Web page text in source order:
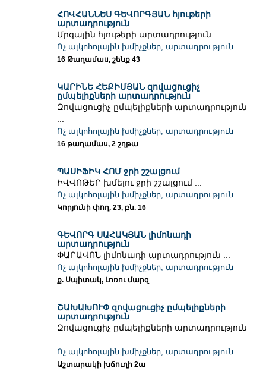
ՀՈՎՀԱՆՆԵՍ ԳԵՎՈՐԳՅԱՆ հյութերի
արտադրություն
Մրգային հյութերի արտադրություն ...
Ոչ ալկոհոլային խմիչքներ, արտադրություն
16 Թաղամաս, շենք 43
ԿԱՐԻՆԵ ՀԵՔԻՄՅԱՆ զովացուցիչ
ըմպելիքների արտադրություն
Զովացուցիչ ըմպելիքների արտադրություն
Ոչ ալկոհոլային խմիչքներ, արտադրություն
16 թաղամաս, 2 շղթա
ՊԱՍԻՖԻԿ ՀՈՄ ջրի շշալցում
ԻՎՎՈԹԵՐ խմելու ջրի շշալցում ...
Ոչ ալկոհոլային խմիչքներ, արտադրություն
Կորյունի փող. 23, բն. 16
ԳԵՎՈՐԳ ՍԱՀԱԿՅԱՆ լիմոնադի
արտադրություն
ՓԱՐԱՎՈՆ լիմոնադի արտադրություն ...
Ոչ ալկոհոլային խմիչքներ, արտադրություն
ք. Սպիտակ, Լոռու մարզ
ՇԱԽԱԽՈՒՓ զովացուցիչ ըմպելիքների
արտադրություն
Զովացուցիչ ըմպելիքների արտադրություն
Ոչ ալկոհոլային խմիչքներ, արտադրություն
Աշտարակի խճուղի 2ա